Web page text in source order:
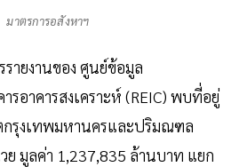
มาตรการอสังหาฯ
ายงานของ ศูนย์ข้อมูล
รอาคารสงเคราะห์ (REIC) พบที่อยู่
กรุงเทพมหานครและปริมณฑล
มูลค่า 1,237,835 ล้านบาท แยก